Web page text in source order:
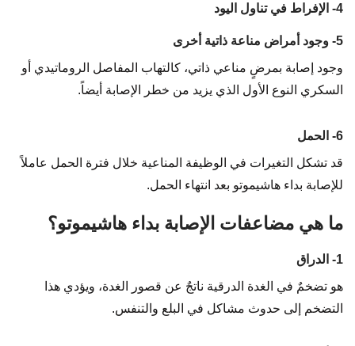
4- الإفراط في تناول اليود
5- وجود أمراض مناعة ذاتية أخرى
وجود إصابة بمرضٍ مناعي ذاتي، كالتهاب المفاصل الروماتيدي أو
السكري النوع الأول الذي يزيد من خطر الإصابة أيضاً.
6- الحمل
قد تشكل التغيرات في الوظيفة المناعية خلال فترة الحمل عاملاً
للإصابة بداء هاشيموتو بعد انتهاء الحمل.
ما هي مضاعفات الإصابة بداء هاشيموتو؟
1- الدراق
هو تضخمٌ في الغدة الدرقية ناتجٌ عن قصور الغدة، ويؤدي هذا
التضخم إلى حدوث مشاكل في البلع والتنفس.